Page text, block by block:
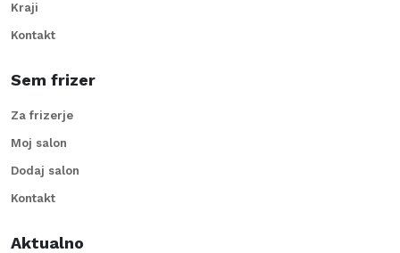
Kraji
Kontakt
Sem frizer
Za frizerje
Moj salon
Dodaj salon
Kontakt
Aktualno